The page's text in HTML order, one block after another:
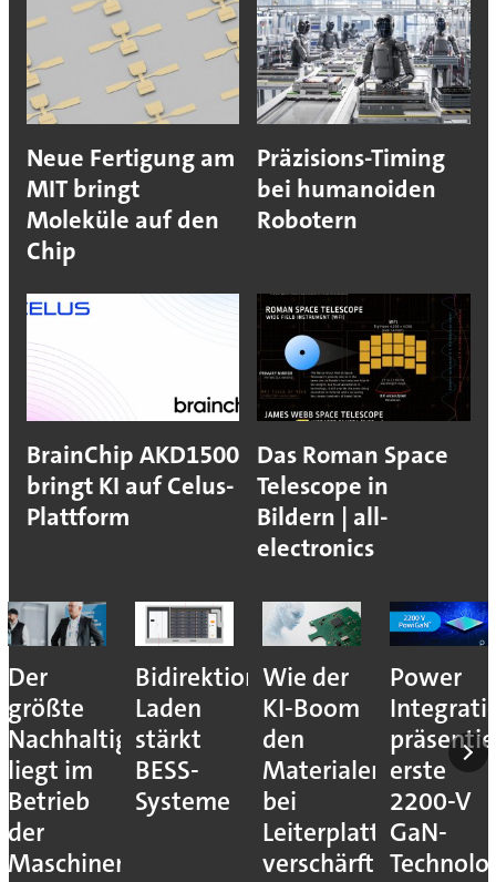
Neue Fertigung am
MIT bringt
Moleküle auf den
Chip
Präzisions-Timing
bei humanoiden
Robotern
BrainChip AKD1500
bringt KI auf Celus-
Plattform
Das Roman Space
Telescope in
Bildern | all-
electronics
Der
größte
Nachhaltigkeitshebel
liegt im
Betrieb
der
Maschinen
Bidirektionales
Laden
stärkt
BESS-
Systeme
Wie der
KI-Boom
den
Materialengpass
bei
Leiterplatten
verschärft
Power
erste
2200-V
GaN-